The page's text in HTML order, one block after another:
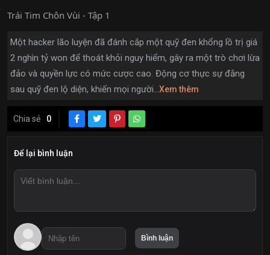
Trái Tim Chôn Vùi - Tập 1
Một hacker lão luyện đã đánh cắp một quỹ đen khổng lồ trị giá
2 nghìn tỷ won để thoát khỏi nguy hiểm, gây ra một trò chơi lừa
đảo và quyền lực có mức cược cao. Động cơ thực sự đằng
sau quỹ đen lộ diện, khiến mọi người...Xem thêm
Chia sẻ 0
Để lại bình luận